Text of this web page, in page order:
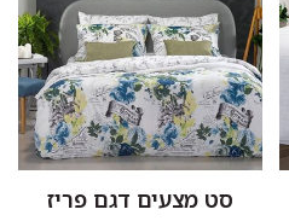
סט מצעים דגם פריז